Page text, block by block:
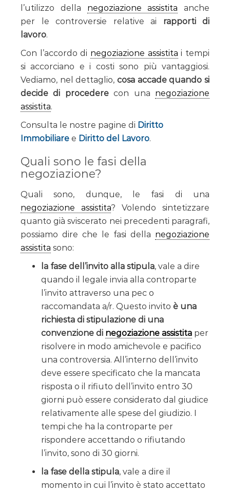
l’utilizzo della negoziazione assistita anche
per le controversie relative ai rapporti di
lavoro.
Con l’accordo di negoziazione assistita i tempi
si accorciano e i costi sono più vantaggiosi.
Vediamo, nel dettaglio, cosa accade quando si
decide di procederecon una negoziazione
assistita.
Consulta le nostre pagine di Diritto
Immobiliare e Diritto del Lavoro.
Quali sono le fasi della
negoziazione?
Quali sono, dunque, le fasi di una
negoziazione assistita? Volendo sintetizzare
quanto già sviscerato nei precedenti paragrafi,
possiamo dire che le fasi della negoziazione
assistita sono:
la fase dell’invito alla stipula, vale a dire
quando il legale invia alla controparte
l’invito attraverso una pec o
raccomandata a/r. Questo invito è una
richiesta di stipulazione di una
convenzione di negoziazione assistita per
risolvere in modo amichevole e pacifico
una controversia. All’interno dell’invito
deve essere specificato che la mancata
risposta o il rifiuto dell’invito entro 30
giorni può essere considerato dal giudice
relativamente alle spese del giudizio. I
tempi che ha la controparte per
rispondere accettando o rifiutando
l’invito, sono di 30 giorni.
la fase della stipula, vale a dire il
momento in cui l’invito è stato accettato